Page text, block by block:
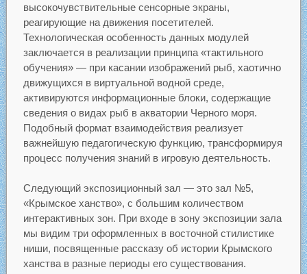
высокочувствительные сенсорные экраны,
реагирующие на движения посетителей.
Технологическая особенность данных модулей
заключается в реализации принципа «тактильного
обучения» — при касании изображений рыб, хаотично
движущихся в виртуальной водной среде,
активируются информационные блоки, содержащие
сведения о видах рыб в акватории Черного моря.
Подобный формат взаимодействия реализует
важнейшую педагогическую функцию, трансформируя
процесс получения знаний в игровую деятельность.
Следующий экспозиционный зал — это зал №5,
«Крымское ханство», с большим количеством
интерактивных зон. При входе в зону экспозиции зала
мы видим три оформленных в восточной стилистике
ниши, посвященные рассказу об истории Крымского
ханства в разные периоды его существования.